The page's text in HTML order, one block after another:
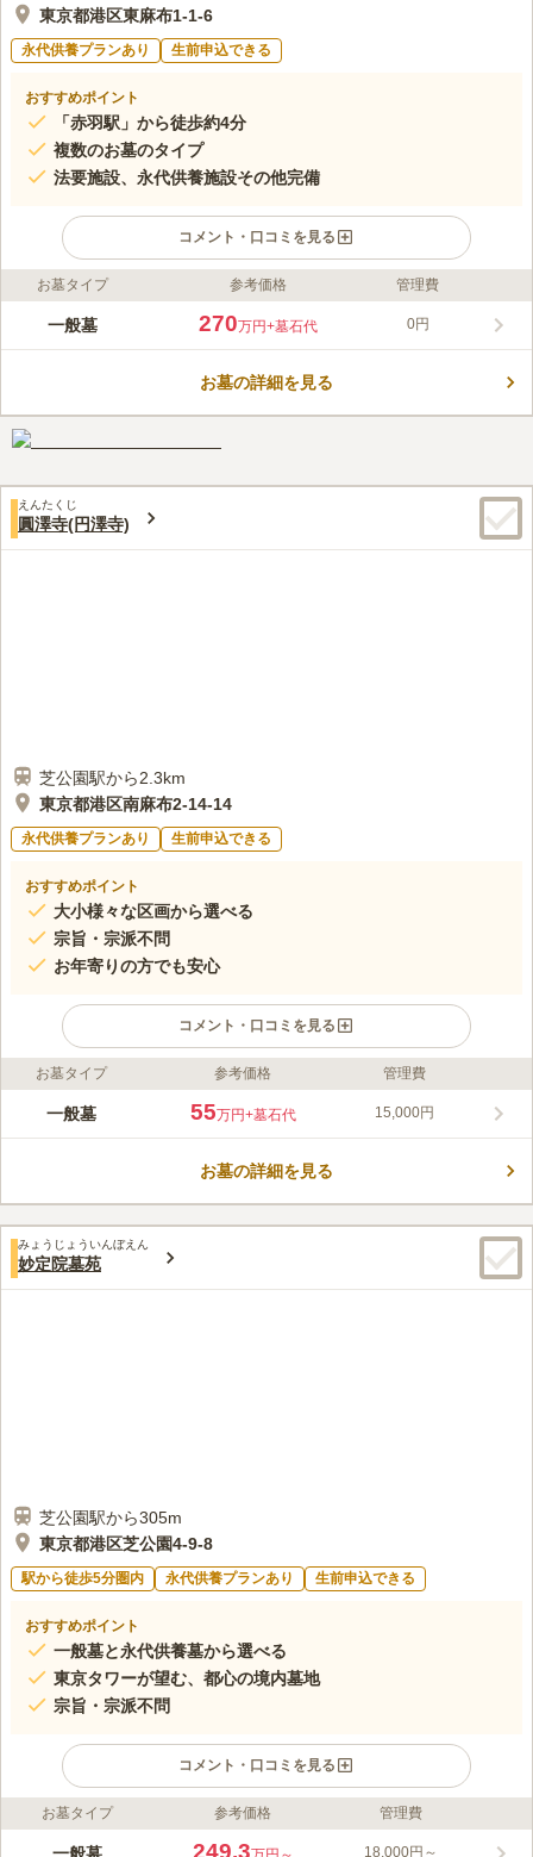
東京都港区東麻布1-1-6
永代供養プランあり 生前申込できる
おすすめポイント
「赤羽駅」から徒歩約4分
複数のお墓のタイプ
法要施設、永代供養施設その他完備
コメント・口コミを見る
ライフドット編集部のコメント
瑠璃光寺は、港区東麻布にある曹洞宗の寺院です。1614年に建
プがあり、樹木葬や集合墓、プレート墓石があります。ご家族の
できます。
口コミ評価
40代男性
お供え物や花屋さんは近くにない。料理店はまあまあある。うな
ぎで有名な野田岩がある。必要なものは自宅近くか道中で買う。お線香は
確か一対で1000円位でお寺で売っています。
お墓タイプ 参考価格 管理費
一般墓 270万円+墓石代 0円
お墓の詳細を見る
えんたくじ
圓澤寺(円澤寺)
芝公園駅から2.3km
東京都港区南麻布2-14-14
永代供養プランあり 生前申込できる
おすすめポイント
大小様々な区画から選べる
宗旨・宗派不問
お年寄りの方でも安心
コメント・口コミを見る
ライフドット編集部のコメント
都営三田線・東京メトロ南北線「白金高輪駅」から徒歩6分と、
様が施され、中庭へ抜けると、白と朱色のモダンな本堂が出迎え
口コミ評価
みんなの評価
30代女性
お花屋さんは周囲にたくさんあり、また素敵なレストランもたく
お墓タイプ 参考価格 管理費
一般墓 55万円+墓石代 15,000円
お墓の詳細を見る
みょうじょういんぼえん
妙定院墓苑
芝公園駅から305m
東京都港区芝公園4-9-8
駅から徒歩5分圏内 永代供養プランあり 生前申込できる
おすすめポイント
一般墓と永代供養墓から選べる
東京タワーが望む、都心の境内墓地
宗旨・宗派不問
コメント・口コミを見る
ライフドット編集部のコメント
都心の境内に位置する妙定院墓苑は、お参りしながら東京タワー
お墓タイプ 参考価格 管理費
249.3 18,000円～